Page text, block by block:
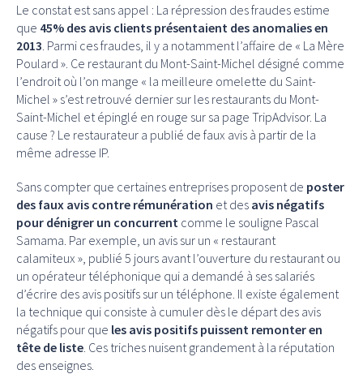
Le constat est sans appel : La répression des fraudes estime
que 45% des avis clients présentaient des anomalies en
2013 . Parmi ces fraudes, il y a notamment l’affaire de « La Mère
Poulard ». Ce restaurant du Mont-Saint-Michel désigné comme
l’endroit où l’on mange « la meilleure omelette du Saint-
Michel » s’est retrouvé dernier sur les restaurants du Mont-
Saint-Michel et épinglé en rouge sur sa page TripAdvisor. La
cause ? Le restaurateur a publié de faux avis à partir de la
même adresse IP.
Sans compter que certaines entreprises proposent de poster
des faux avis contre rémunération et des avis négatifs
pour dénigrer un concurrent comme le souligne Pascal
Samama. Par exemple, un avis sur un « restaurant
calamiteux », publié 5 jours avant l’ouverture du restaurant ou
un opérateur téléphonique qui a demandé à ses salariés
d’écrire des avis positifs sur un téléphone. Il existe également
la technique qui consiste à cumuler dès le départ des avis
négatifs pour que les avis positifs puissent remonter en
tête de liste . Ces triches nuisent grandement à la réputation
des enseignes.